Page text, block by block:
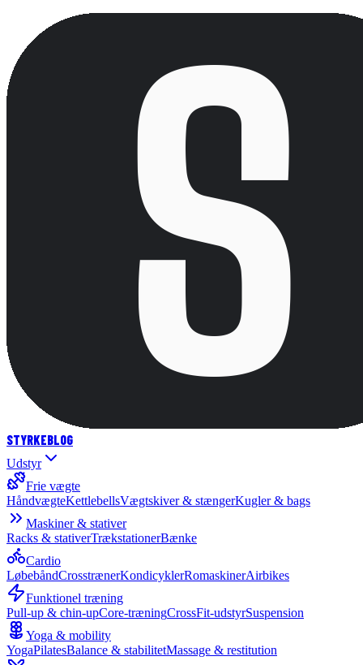
STYRKEBLOG
Udstyr
Frie vægte
HåndvægteKettlebellsVægtskiver & stængerKugler & bags
Maskiner & stativer
Racks & stativerTrækstationerBænke
Cardio
LøbebåndCrosstrænerKondicyklerRomaskinerAirbikes
Funktionel træning
Pull-up & chin-upCore-træningCrossFit-udstyrSuspension
Yoga & mobility
YogaPilatesBalance & stabilitetMassage & restitution